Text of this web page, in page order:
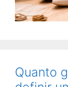
Quanto